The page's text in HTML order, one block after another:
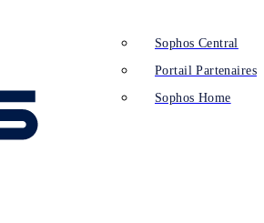
Sophos Central
Portail Partenaires
Sophos Home